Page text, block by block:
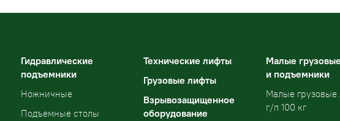
Гидравлические
подъемники
Ножничные
Подъемные столы
Технические лифты
Грузовые лифты
Взрывозащищенное
оборудование
Малые
и подъемники
Малые
г/п 100 кг